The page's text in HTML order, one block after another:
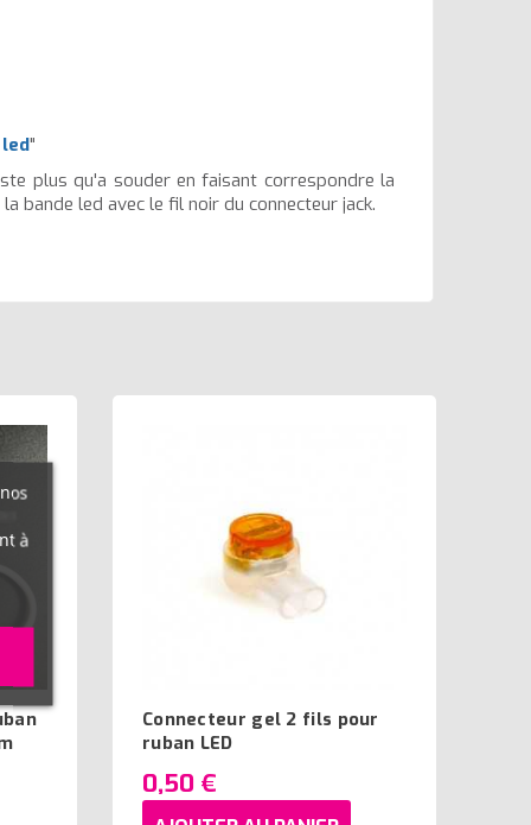
"
plus qu'a souder en faisant correspondre la
bande led avec le fil noir du connecteur jack.
Connecteur gel 2 fils pour
ruban LED
0,50 €
à